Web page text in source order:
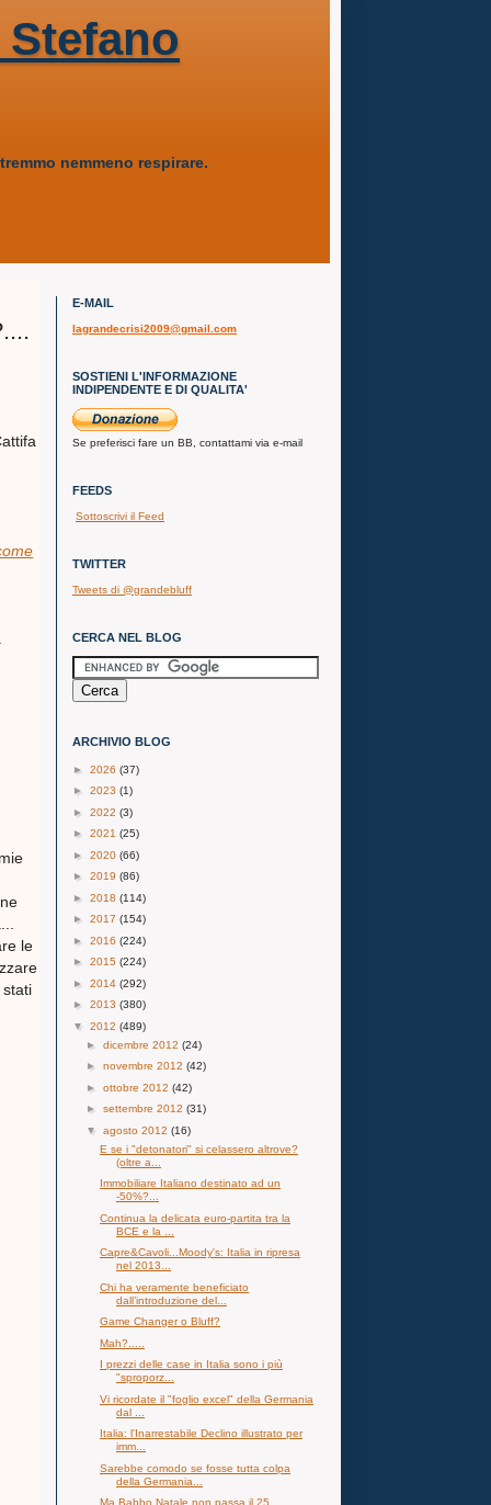
nemmeno respirare.
le
E-MAIL
lagrandecrisi2009@gmail.com
SOSTIENI L'INFORMAZIONE
INDIPENDENTE E DI QUALITA'
Se preferisci fare un BB, contattami via e-mail
FEEDS
Sottoscrivi il Feed
TWITTER
Tweets di @grandebluff
CERCA NEL BLOG
ARCHIVIO BLOG
► 2026 (37)
► 2023 (1)
► 2022 (3)
► 2021 (25)
► 2020 (66)
► 2019 (86)
► 2018 (114)
► 2017 (154)
► 2016 (224)
► 2015 (224)
► 2014 (292)
► 2013 (380)
▼ 2012 (489)
► dicembre 2012 (24)
► novembre 2012 (42)
► ottobre 2012 (42)
► settembre 2012 (31)
▼ agosto 2012 (16)
E se i "detonatori" si celassero altrove?
(oltre a...
Immobiliare Italiano destinato ad un
-50%?...
Continua la delicata euro-partita tra la
BCE e la ...
Capre&Cavoli...Moody's: Italia in ripresa
nel 2013...
Chi ha veramente beneficiato
dall’introduzione del...
Game Changer o Bluff?
Mah?.....
I prezzi delle case in Italia sono i più
"sproporz...
Vi ricordate il "foglio excel" della Germania
dal ...
Italia: l'Inarrestabile Declino illustrato per
imm...
Sarebbe comodo se fosse tutta colpa
della Germania...
Ma Babbo Natale non passa il 25